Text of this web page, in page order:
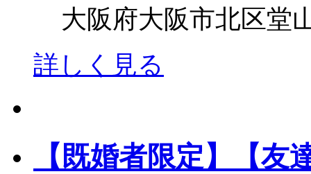
大阪府大阪市北区堂
詳しく見る
【既婚者限定】【友